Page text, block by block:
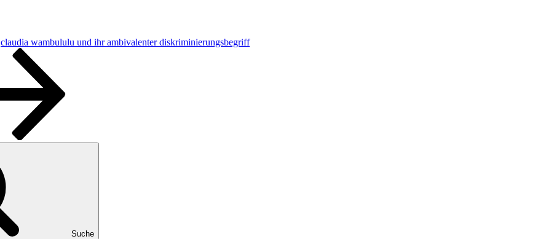
claudia wambululu und ihr ambivalenter diskriminierungsbegriff
Suche